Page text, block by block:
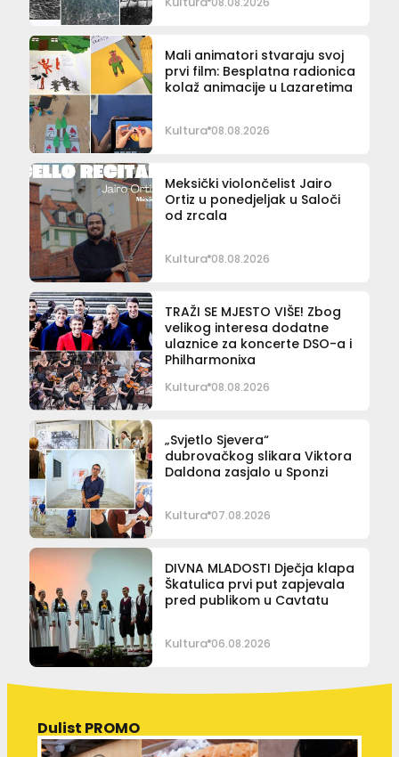
Mali animatori stvaraju svoj
prvi film: Besplatna radionica
kolaž animacije u Lazaretima
Kultura 08.08.2026
Meksički violončelist Jairo
Ortiz u ponedjeljak u Saloči
od zrcala
Kultura 08.08.2026
TRAŽI SE MJESTO VIŠE! Zbog
velikog interesa dodatne
ulaznice za koncerte DSO-a i
Philharmonixa
Kultura 08.08.2026
„Svjetlo Sjevera“
dubrovačkog slikara Viktora
Daldona zasjalo u Sponzi
Kultura 07.08.2026
DIVNA MLADOSTI Dječja klapa
Škatulica prvi put zapjevala
pred publikom u Cavtatu
Kultura 06.08.2026
Dulist PROMO